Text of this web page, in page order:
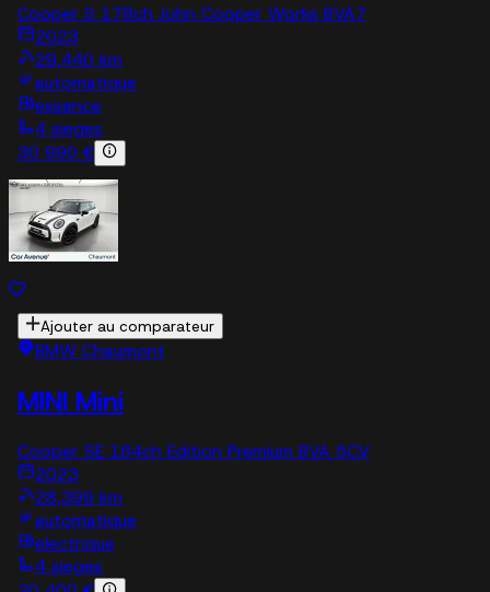
Cooper S 178ch John Cooper Works BVA7
2023
29,440 km
automatique
essence
4 sieges
30 990 €
Ajouter au comparateur
BMW Chaumont
MINI Mini
Cooper SE 184ch Edition Premium BVA 5CV
2023
28,399 km
automatique
electrique
4 sieges